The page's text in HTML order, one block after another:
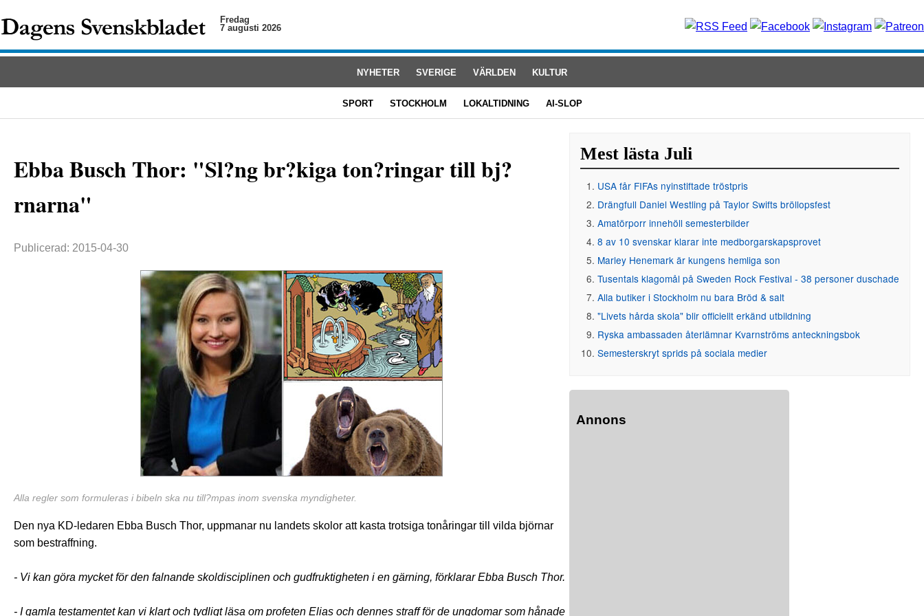
Fredag
7 augusti 2026
NYHETER SVERIGE VÄRLDEN KULTUR
SPORT STOCKHOLM LOKALTIDNING AI-SLOP
Ebba Busch Thor: "Sl?ng br?kiga ton?ringar till bj?
rnarna"
Publicerad: 2015-04-30
Alla regler som formuleras i bibeln ska nu till?mpas inom svenska myndigheter.
Den nya KD-ledaren Ebba Busch Thor, uppmanar nu landets skolor att kasta trotsiga tonåringar till vilda björnar
som bestraffning.
- Vi kan göra mycket för den falnande skoldisciplinen och gudfruktigheten i en gärning, förklarar Ebba Busch Thor.
- I gamla testamentet kan vi klart och tydligt läsa om profeten Elias och dennes straff för de ungdomar som hånade
Mest lästa Juli
USA får FIFAs nyinstiftade tröstpris
Drängfull Daniel Westling på Taylor Swifts bröllopsfest
Amatörporr innehöll semesterbilder
8 av 10 svenskar klarar inte medborgarskapsprovet
Marley Henemark är kungens hemliga son
Tusentals klagomål på Sweden Rock Festival - 38 personer duschade
Alla butiker i Stockholm nu bara Bröd & salt
"Livets hårda skola" blir officiellt erkänd utbildning
Ryska ambassaden återlämnar Kvarnströms anteckningsbok
Semesterskryt sprids på sociala medier
Annons